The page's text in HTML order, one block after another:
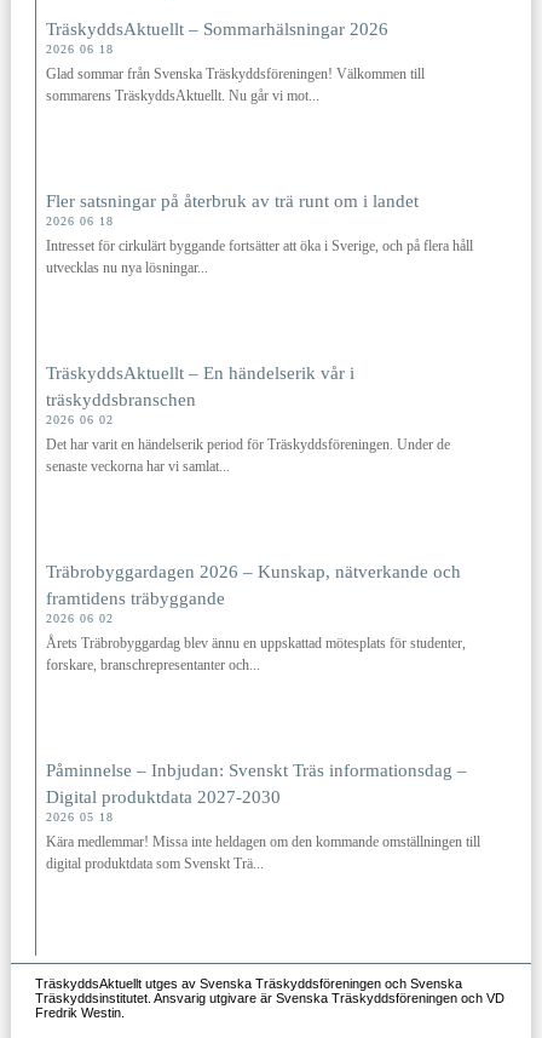
TräskyddsAktuellt – Sommarhälsningar 2026
2026 06 18
Glad sommar från Svenska Träskyddsföreningen! Välkommen till
sommarens TräskyddsAktuellt. Nu går vi mot...
Fler satsningar på återbruk av trä runt om i landet
2026 06 18
Intresset för cirkulärt byggande fortsätter att öka i Sverige, och på flera håll
utvecklas nu nya lösningar...
TräskyddsAktuellt – En händelserik vår i
träskyddsbranschen
2026 06 02
Det har varit en händelserik period för Träskyddsföreningen. Under de
senaste veckorna har vi samlat...
Träbrobyggardagen 2026 – Kunskap, nätverkande och
framtidens träbyggande
2026 06 02
Årets Träbrobyggardag blev ännu en uppskattad mötesplats för studenter,
forskare, branschrepresentanter och...
Påminnelse – Inbjudan: Svenskt Träs informationsdag –
Digital produktdata 2027‑2030
2026 05 18
Kära medlemmar! Missa inte heldagen om den kommande omställningen till
digital produktdata som Svenskt Trä...
TräskyddsAktuellt utges av Svenska Träskyddsföreningen och Svenska
Träskyddsinstitutet. Ansvarig utgivare är Svenska Träskyddsföreningen och VD
Fredrik Westin.